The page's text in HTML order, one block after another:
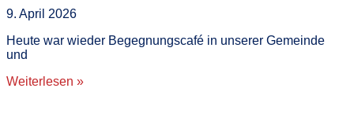
9. April 2026
Heute war wieder Begegnungscafé in unserer Gemeinde
und
Weiterlesen »